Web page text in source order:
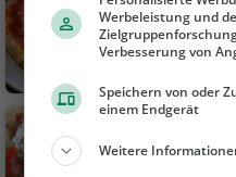
Pizzeria
Werbeleistung und
Verbesserung von
Speichern von oder
einem Endgerät
Weitere